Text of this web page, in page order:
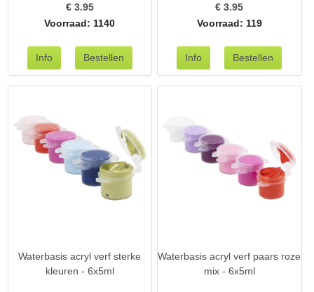
€ 3.95
Voorraad: 1140
€3.95
Voorraad: 119
Waterbasis acryl verf sterke
kleuren - 6x5ml
Waterbasis acryl verf paars roze
mix - 6x5ml